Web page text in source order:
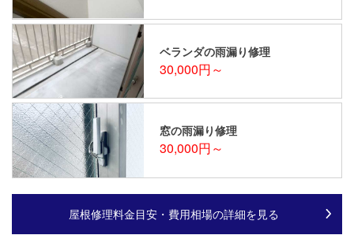
ベランダの雨漏り修理
30,000円～
窓の雨漏り修理
30,000円～
屋根修理料金目安・費用相場の詳細を見る